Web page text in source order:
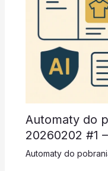
Automaty do
20260202 #1
Automaty do